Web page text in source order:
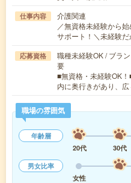
仕事内容
介護関連
／無資格未経験から
サポート！＼未経験
応募資格
職種未経験OK / ブラ
要
■無資格・未経験OK
内に奥行きがあり、
職場の雰囲気
年齢層
20代
30代
男女比率
女性